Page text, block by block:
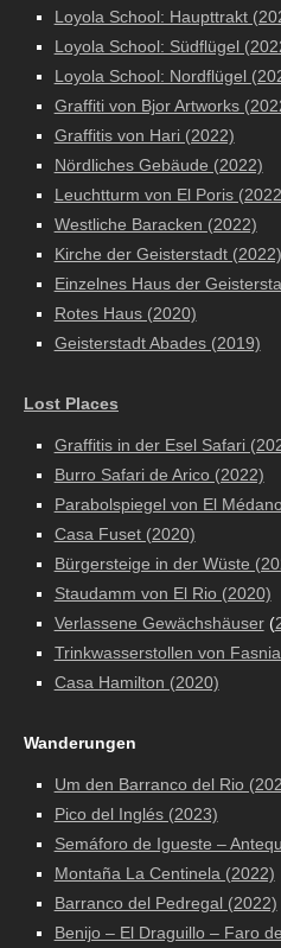
Loyola School: Haupttrakt
Loyola School: Südflügel
Loyola School: Nordflügel
Graffiti von Bjor Artworks
Graffitis von Hari (2022)
Nördliches Gebäude (2022)
Leuchtturm von El Poris
Westliche Baracken (2022)
Kirche der Geisterstadt (2022)
Einzelnes Haus der
Rotes Haus (2020)
Geisterstadt Abades (2019)
Lost Places
Graffitis in der Esel Safari
Burro Safari de Arico (2022)
Parabolspiegel von El
Casa Fuset (2020)
Bürgersteige in der Wüste
Staudamm von El Rio (2020)
Verlassene Gewächshäuser(
Trinkwasserstollen von
Casa Hamilton (2020)
Wanderungen
Um den Barranco del Rio
Pico del Inglés (2023)
Semáforo de Igueste –
Montaña La Centinela (2022)
Barranco del Pedregal (2022)
Benijo – El Draguillo – Faro